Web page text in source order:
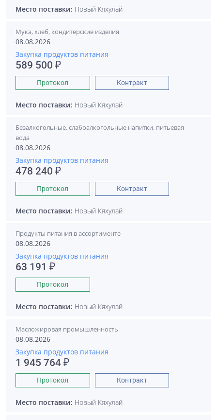
Место поставки: Новый Кяхулай
Мука, хлеб, кондитерские изделия
08.08.2026
Закупка продуктов питания
589 500 ₽
Протокол Контракт
Место поставки: Новый Кяхулай
Безалкогольные, слабоалкогольные напитки, питьевая
вода
08.08.2026
Закупка продуктов питания
478 240 ₽
Протокол Контракт
Место поставки: Новый Кяхулай
Продукты питания в ассортименте
08.08.2026
Закупка продуктов питания
63 191 ₽
Протокол
Место поставки: Новый Кяхулай
Масложировая промышленность
08.08.2026
Закупка продуктов питания
1 945 764 ₽
Протокол Контракт
Место поставки: Новый Кяхулай